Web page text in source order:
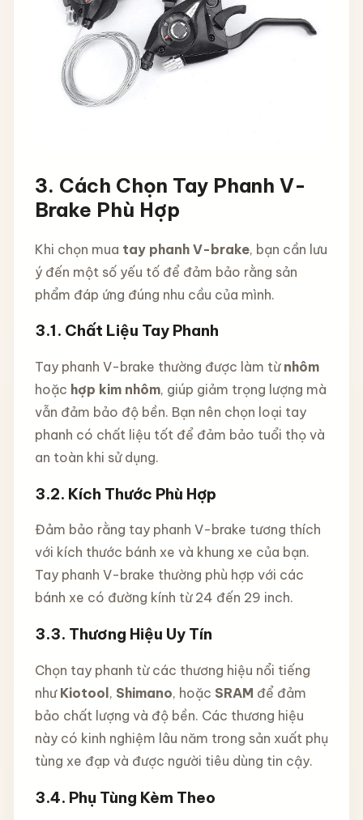
3. Cách Chọn Tay Phanh V-
Brake Phù Hợp
Khi chọn mua tay phanh V-brake, bạn cần lưu
ý đến một số yếu tố để đảm bảo rằng sản
phẩm đáp ứng đúng nhu cầu của mình.
3.1. Chất Liệu Tay Phanh
Tay phanh V-brake thường được làm từ nhôm
hoặc hợp kim nhôm, giúp giảm trọng lượng mà
vẫn đảm bảo độ bền. Bạn nên chọn loại tay
phanh có chất liệu tốt để đảm bảo tuổi thọ và
an toàn khi sử dụng.
3.2. Kích Thước Phù Hợp
Đảm bảo rằng tay phanh V-brake tương thích
với kích thước bánh xe và khung xe của bạn.
Tay phanh V-brake thường phù hợp với các
bánh xe có đường kính từ 24 đến 29 inch.
3.3. Thương Hiệu Uy Tín
Chọn tay phanh từ các thương hiệu nổi tiếng
như Kiotool, Shimano, hoặc SRAM để đảm
bảo chất lượng và độ bền. Các thương hiệu
này có kinh nghiệm lâu năm trong sản xuất phụ
tùng xe đạp và được người tiêu dùng tin cậy.
3.4. Phụ Tùng Kèm Theo